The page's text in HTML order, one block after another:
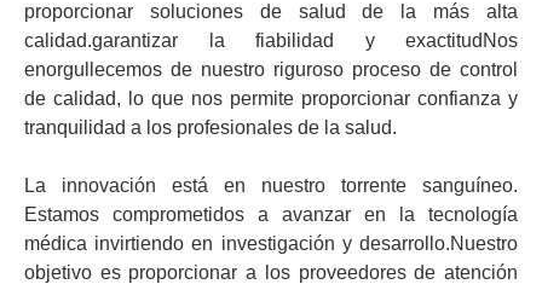
proporcionar soluciones de salud de la más alta
calidad.garantizar la fiabilidad y exactitudNos
enorgullecemos de nuestro riguroso proceso de control
de calidad, lo que nos permite proporcionar confianza y
tranquilidad a los profesionales de la salud.
La innovación está en nuestro torrente sanguíneo.
Estamos comprometidos a avanzar en la tecnología
médica invirtiendo en investigación y desarrollo.Nuestro
objetivo es proporcionar a los proveedores de atención